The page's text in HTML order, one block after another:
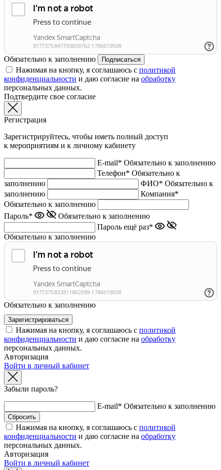
Обязательно к заполнению Подписаться
Нажимая на кнопку, я соглашаюсь с политикой
конфиденциальности и даю согласие на обработку
персональных данных.
Подтвердите свое согласие
Регистрация
Зарегистрируйтесь, чтобы иметь полный доступ
к мероприятиям и к личному кабинету
E-mail* Обязательно к заполнению
Телефон* Обязательно к
заполнению
ФИО* Обязательно к
заполнению
Компания*
Обязательно к заполнению
Пароль*
Обязательно к заполнению
Пароль ещё раз*
Обязательно к заполнению
Обязательно к заполнению
Нажимая на кнопку, я соглашаюсь с политикой
конфиденциальности и даю согласие на обработку
персональных данных.
Авторизация
Войти в личный кабинет
Забыли пароль?
E-mail* Обязательно к заполнению
Нажимая на кнопку, я соглашаюсь с политикой
конфиденциальности и даю согласие на обработку
персональных данных.
Авторизация
Войти в личный кабинет